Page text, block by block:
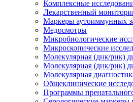
Комплексные
Лекарственный
Маркеры аутоиммунных
Медосмотры
Микробиологические
Микроскопические
Молекулярная (днк/рнк)
Молекулярная (днк/рнк)
Молекулярная
Общеклинические
Программы